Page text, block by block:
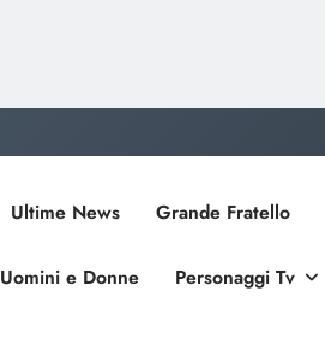
Ultime News Grande Fratello
Uomini e Donne Personaggi Tv